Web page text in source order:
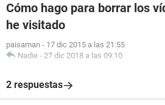
Cómo hago para borrar los
he visitado
paisaman - 17 dic 2015 a las 21:55
Nadie - 27 dic 2018 a las 09:10
2 respuestas